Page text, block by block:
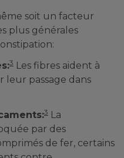
soit un facteur
plus générales
3 Les fibres aident à
leur passage dans
3 La
par des
de fer, certains